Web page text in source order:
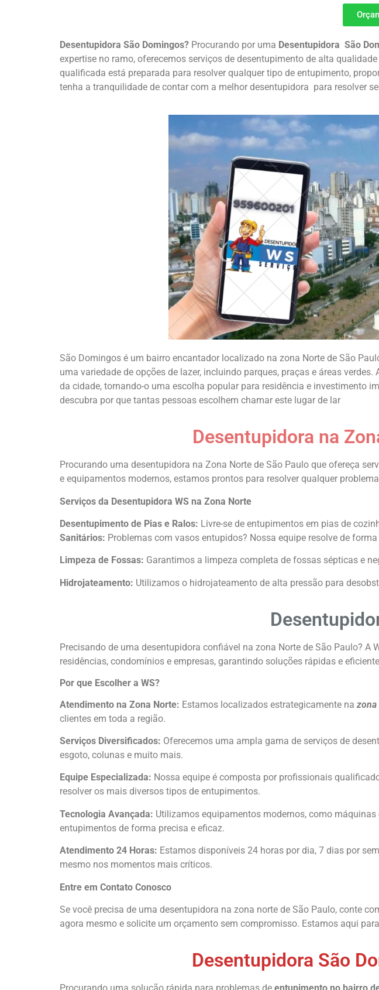
Desentupidora São Domingos? Procurando por uma Desentupidora São
expertise no ramo, oferecemos serviços de desentupimento de alta
qualificada está preparada para resolver qualquer tipo de entupimento,
tenha a tranquilidade de contar com a melhor desentupidora para resolver
São Domingos é um bairro encantador localizado na zona Norte de São
uma variedade de opções de lazer, incluindo parques, praças e áreas
da cidade, tornando-o uma escolha popular para residência e investimento
descubra por que tantas pessoas escolhem chamar este lugar de lar
Desentupidora na
Procurando uma desentupidora na Zona Norte de São Paulo que ofereça
e equipamentos modernos, estamos prontos para resolver qualquer
Serviços da Desentupidora WS na Zona Norte
Desentupimento de Pias e Ralos: Livre-se de entupimentos em pias de
Sanitários: Problemas com vasos entupidos? Nossa equipe resolve de
Limpeza de Fossas: Garantimos a limpeza completa de fossas sépticas e
Hidrojateamento: Utilizamos o hidrojateamento de alta pressão para
Precisando de uma desentupidora confiável na zona Norte de São Paulo?
residências, condomínios e empresas, garantindo soluções rápidas e
Por que Escolher a WS?
Atendimento na Zona Norte: Estamos localizados estrategicamente na zona
clientes em toda a região.
Serviços Diversificados: Oferecemos uma ampla gama de serviços de
esgoto, colunas e muito mais.
Equipe Especializada: Nossa equipe é composta por profissionais
resolver os mais diversos tipos de entupimentos.
Tecnologia Avançada: Utilizamos equipamentos modernos, como
entupimentos de forma precisa e eficaz.
Atendimento 24 Horas: Estamos disponíveis 24 horas por dia, 7 dias por
mesmo nos momentos mais críticos.
Entre em Contato Conosco
Se você precisa de uma desentupidora na zona norte de São Paulo, conte
agora mesmo e solicite um orçamento sem compromisso. Estamos aqui
Desentupidora São